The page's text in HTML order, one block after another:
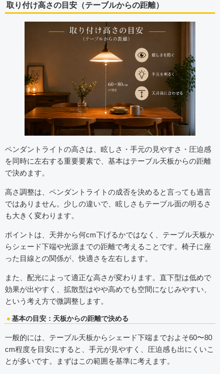
取り付け高さの目安（テーブルからの距離）
ペンダントライトの高さは、眩しさ・手元の見やすさ・圧迫感
を同時に左右する重要要素で、基本はテーブル天板からの距離
で決めます。
高さ調整は、ペンダントライトの成否を決めると言っても過言
ではありません。少しの違いで、眩しさもテーブル面の明るさ
も大きく変わります。
ポイントは、天井から何cm下げるかではなく、テーブル天板か
らシェード下端や光源までの距離で考えることです。椅子に座
った目線との関係が、快適さを左右します。
また、配光によって適正な高さが変わります。直下型は低めで
効果が出やすく、拡散型はやや高めでも空間になじみやすい、
という考え方で微調整します。
基本の目安：天板からの距離で決める
一般的には、テーブル天板からシェード下端までおよそ60〜80
cm程度を目安にすると、手元が見やすく、圧迫感も出にくいこ
とが多いです。まずはこの範囲を基準に考えます。